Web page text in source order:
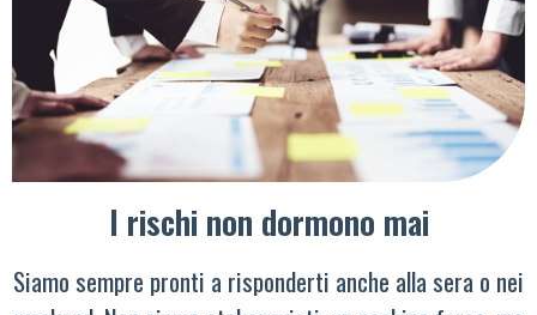
I rischi non dormono mai
Siamo sempre pronti a risponderti anche alla sera o nei